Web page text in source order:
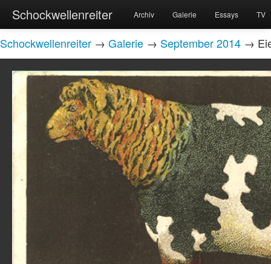
Schockwellenreiter Archiv Galerie Essays TV
Schockwellenreiter → Galerie → September 2014 →